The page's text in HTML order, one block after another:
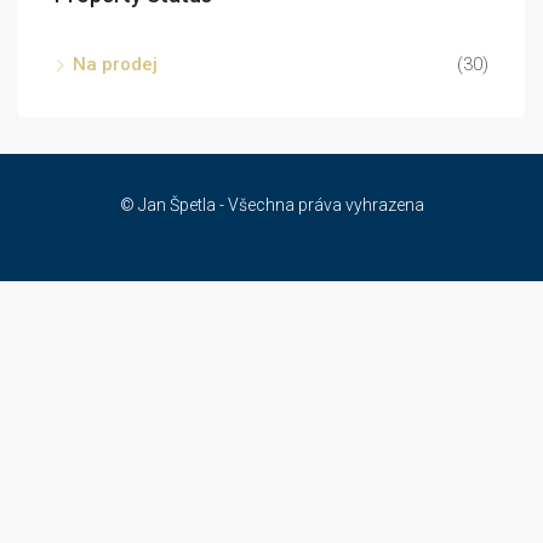
Na prodej (30)
© Jan Špetla - Všechna práva vyhrazena